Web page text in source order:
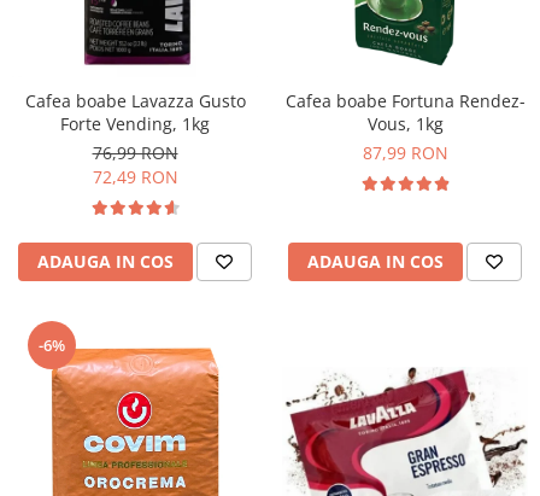
Cafea boabe Lavazza Gusto
Forte Vending, 1kg
76,99 RON
72,49 RON
ADAUGA IN COS
Cafea boabe Fortuna Rendez-
Vous, 1kg
87,99 RON
ADAUGA IN COS
-6%